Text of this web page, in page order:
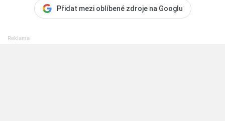
Přidat mezi oblíbené zdroje na Googlu